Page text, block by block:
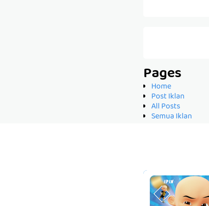
Pages
Home
Post Iklan
All Posts
Semua Iklan